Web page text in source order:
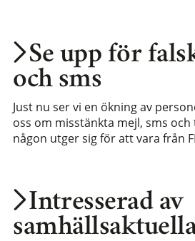
Intresserad av
Se upp för
och sms
Just nu ser vi en ökning av
oss om misstänkta mejl, sms
någon utger sig för att vara från